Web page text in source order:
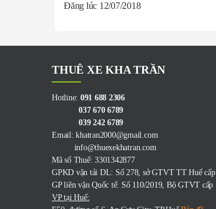
Đăng lúc 12/07/2018
THUÊ XE KHA TRẦN
Hotline: 091 688 2306
037 670 6789
039 242 6789
Email: khatran2000@gmail.com
info@thuexekhatran.com
Mã số Thuế: 3301342877
GPKD vận tải DL: Số 278, sở GTVT TT Huế cấp
GP liên vận Quốc tế: Số 110/2019, Bộ GTVT cấp
VP tại Huế: